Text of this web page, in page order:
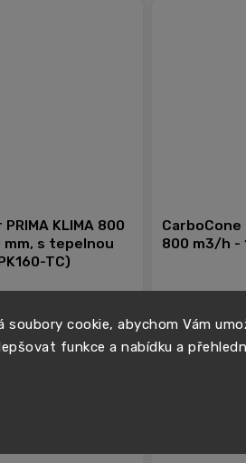
soubory cookie, abychom Vám
funkce a nabídku a
KLIMA 800
mm, s tepelnou
TC)
Do košíku
CarboCone
800 m3/h -